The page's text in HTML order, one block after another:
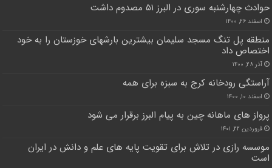
حوادث چهارشنبه سوری در البرز ۵۱ مصدوم داشت
اسفند ۲۶, ۱۴۰۰
منطقه پل تنگ مسجد سلیمان بیشترین بارشهای خوزستان را به خود
اختصاص داد
آذر ۲۸, ۱۴۰۰
آراستگی رودخانه کرج به سبزه برای همه
اسفند ۱۰, ۱۴۰۰
پرواز های ماهانه چین به پیام البرز برقرار می شود
فروردین ۲۲, ۱۴۰۱
موسسه رازی در تلاش برای تقویت پایه های علم و دانش در ایران
است